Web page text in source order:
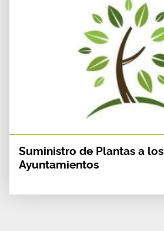
Suministro de Plantas a los
Ayuntamientos